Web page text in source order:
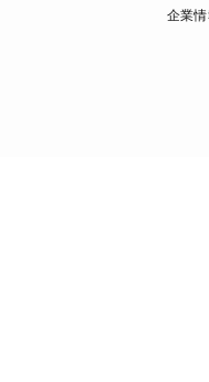
企業